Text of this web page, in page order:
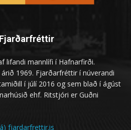
lifandi mannlífi í Hafnarfirði.
1969. Fjarðarfréttir í núverandi
í júlí 2016 og sem blað í ágúst
ehf. Ritstjóri er Guðni
fjardarfrettir.is